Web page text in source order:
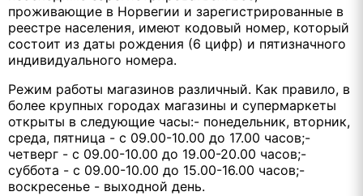
проживающие в Норвегии и зарегистрированные в
реестре населения, имеют кодовый номер, который
состоит из даты рождения (6 цифр) и пятизначного
индивидуального номера.
Режим работы магазинов различный. Как правило, в
более крупных городах магазины и супермаркеты
открыты в следующие часы:- понедельник, вторник,
среда, пятница - с 09.00-10.00 до 17.00 часов;-
четверг - с 09.00-10.00 до 19.00-20.00 часов;-
суббота - с 09.00-10.00 до 15.00-16.00 часов;-
воскресенье - выходной день.